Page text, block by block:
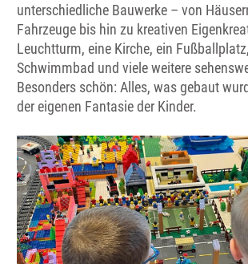
unterschiedliche Bauwerke – von
Fahrzeuge bis hin zu kreativen
Leuchtturm, eine Kirche, ein
Schwimmbad und viele weitere
Besonders schön: Alles, was gebaut
der eigenen Fantasie der Kinder.